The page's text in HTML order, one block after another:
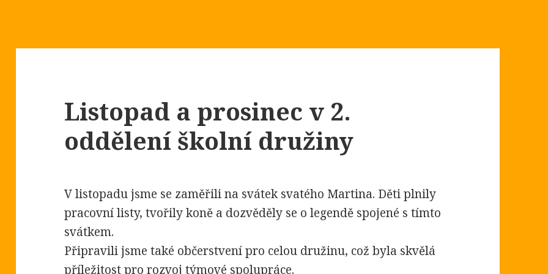
Listopad a prosinec v 2.
oddělení školní družiny
V listopadu jsme se zaměřili na svátek svatého Martina. Děti plnily
pracovní listy, tvořily koně a dozvěděly se o legendě spojené s tímto
svátkem.
Připravili jsme také občerstvení pro celou družinu, což byla skvělá
příležitost pro rozvoj týmové spolupráce.